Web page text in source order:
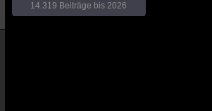
14.319 Beiträge bis 2026